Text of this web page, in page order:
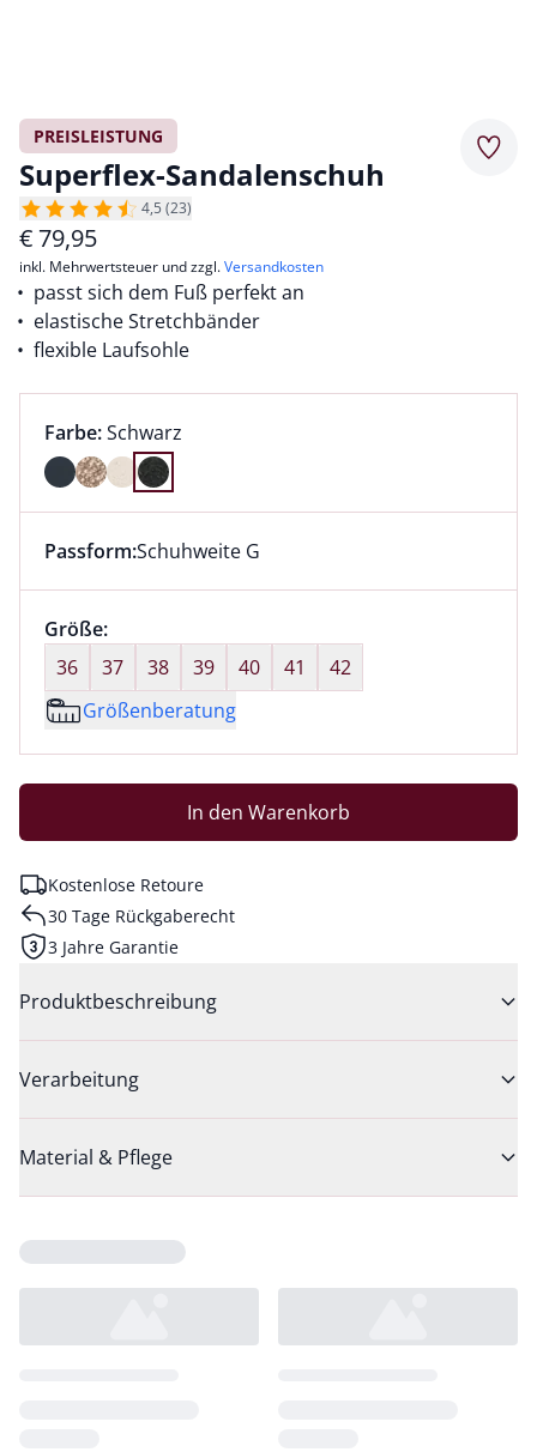
PREISLEISTUNG
Superflex-Sandalenschuh
4,5 (23)
€ 79,95
inkl. Mehrwertsteuer und zzgl.Versandkosten
passt sich dem Fuß perfekt an
elastische Stretchbänder
flexible Laufsohle
Farbauswahl:
Farbe:aktuell ausgewählt:
Schwarz
Farbe Schwarz ausgewählt
Dieser Artikel hat die Passform Schuhweite G. für
Passform:Schuhweite G
Größenauswahl:
Größe:nichts ausgewählt
36
37 38 39 40 41
42
Größenberatung
In den Warenkorb
Kostenlose Retoure
30 Tage Rückgaberecht
3 Jahre Garantie
Produktbeschreibung
Verarbeitung
Material & Pflege